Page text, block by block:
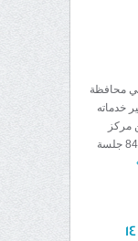
محافظة
خدماته
بدعم من مركز
الملك سلمان للإغاثة. وتلقى 37 مريضًا نحو 84 جلسة
السيادية وترتيبات للاحتفال بـ 14